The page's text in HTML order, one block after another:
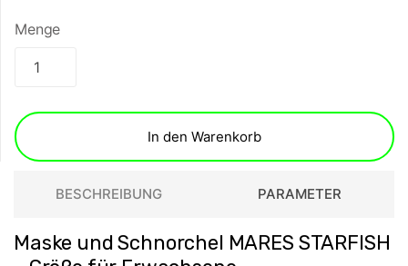
Menge
In den Warenkorb
BESCHREIBUNG PARAMETER
Maske und Schnorchel MARES STARFISH